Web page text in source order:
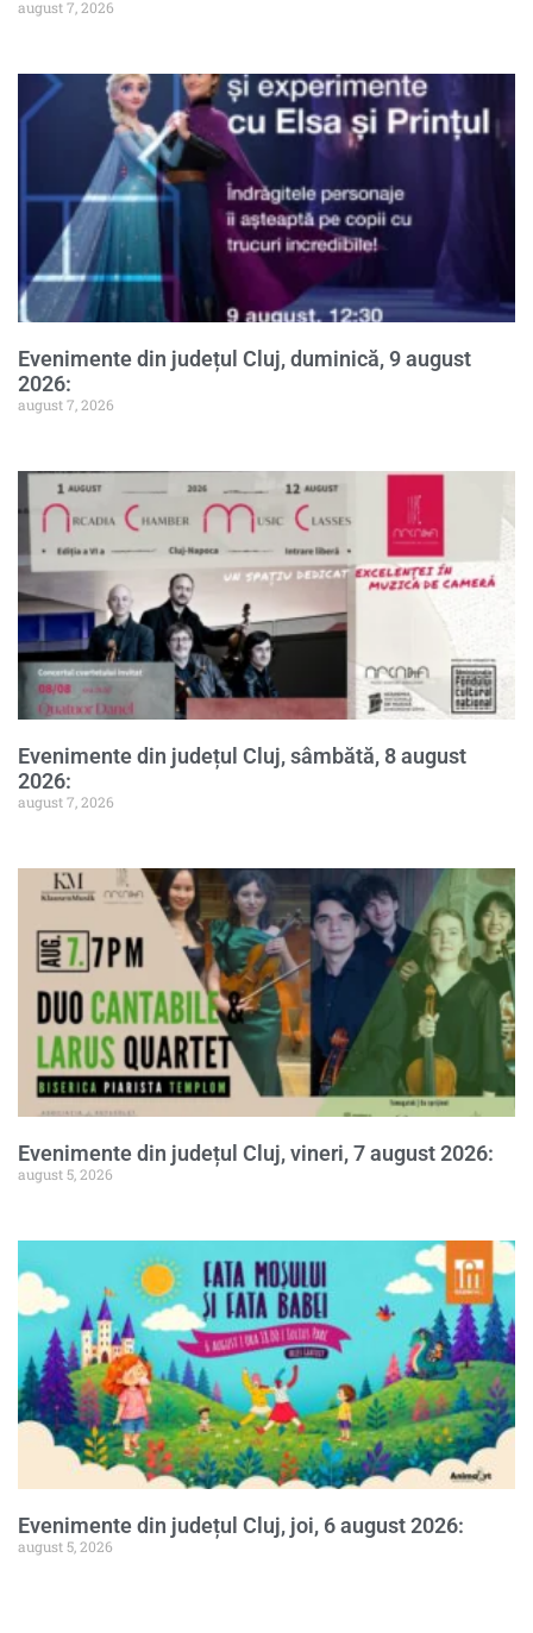
august 7, 2026
Evenimente din județul Cluj, duminică, 9 august
2026:
august 7, 2026
Evenimente din județul Cluj, sâmbătă, 8 august
2026:
august 7, 2026
Evenimente din județul Cluj, vineri, 7 august 2026:
august 5, 2026
Evenimente din județul Cluj, joi, 6 august 2026:
august 5, 2026